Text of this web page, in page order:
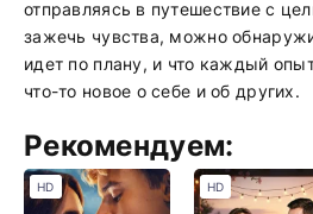
отправляясь в путешествие с
зажечь чувства, можно
идет по плану, и что каждый
что-то новое о себе и об других.
Рекомендуем:
HD HD